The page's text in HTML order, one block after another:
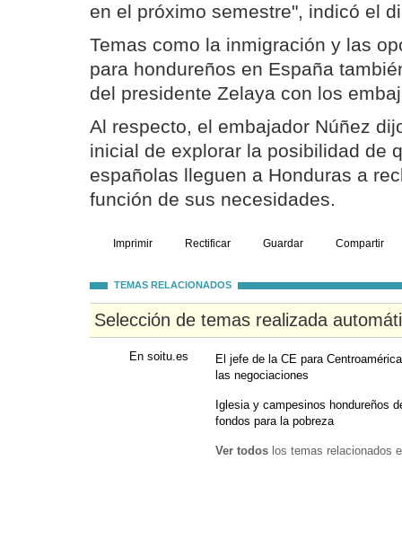
en el próximo semestre", indicó el
Temas como la inmigración y las
para hondureños en España
del presidente Zelaya con los
Al respecto, el embajador Núñez
inicial de explorar la posibilidad de
españolas lleguen a Honduras a
función de sus necesidades.
Imprimir Rectificar Guardar Compartir
TEMAS RELACIONADOS
Selección de temas realizada
En soitu.es
El jefe de la CE para
las negociaciones
Iglesia y campesinos hondureños
fondos para la pobreza
Ver todos los temas relacionados